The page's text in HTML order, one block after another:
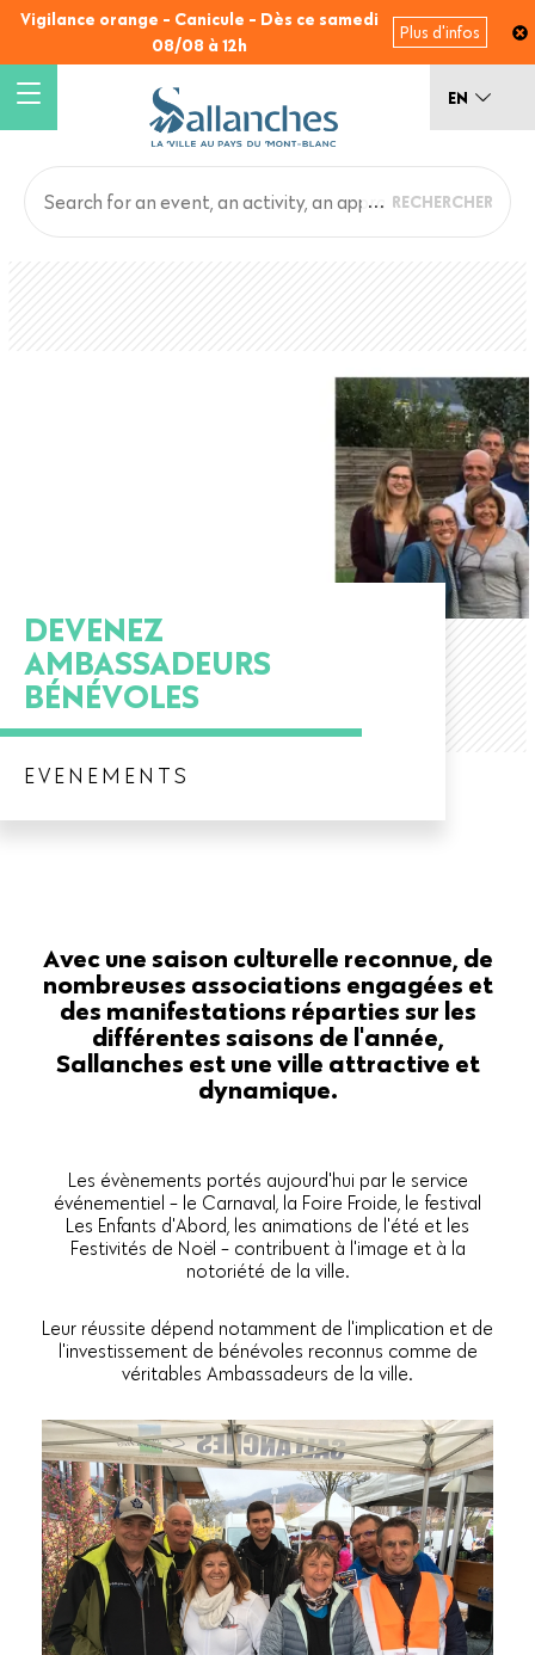
Skip
main
content
Vigilance orange - Canicule - Dès ce samedi
08/08 à 12h
Plus d'infos
EN
DEVENEZ
AMBASSADEURS
BÉNÉVOLES
EVENEMENTS
Avec une saison culturelle reconnue, de
nombreuses associations engagées et
des manifestations réparties sur les
différentes saisons de l'année,
Sallanches est une ville attractive et
dynamique.
Les évènements portés aujourd'hui par le service
événementiel - le Carnaval, la Foire Froide, le festival
Les Enfants d'Abord, les animations de l'été et les
Festivités de Noël - contribuent à l'image et à la
notoriété de la ville.
Leur réussite dépend notamment de l'implication et de
l'investissement de bénévoles reconnus comme de
véritables Ambassadeurs de la ville.